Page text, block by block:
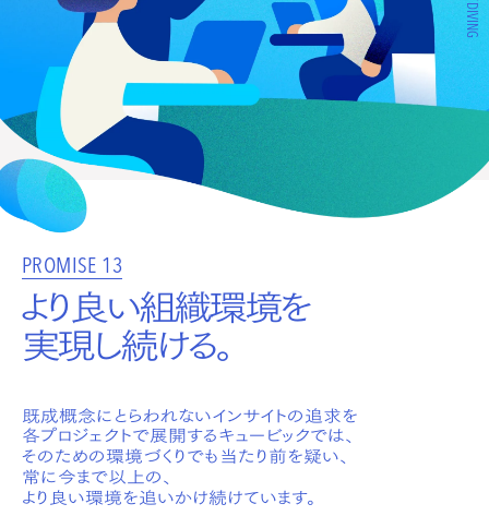
求人一覧
PHILOSOPHY
根幹となる理念と制度
ミッション、ビジョン、コアバリュー、クレド
はたらくメンバーと直接話してみたい人へ
公式note
セクションごとの雰囲気やメンバーの考えを知りたい人へ
PROMISE 13
より良い組織環境を
実現し続ける。
既成概念にとらわれないインサイトの追求を
各プロジェクトで展開するキュービックでは、
そのための環境づくりでも当たり前を疑い、
常に今まで以上の、
より良い環境を追いかけ続けています。